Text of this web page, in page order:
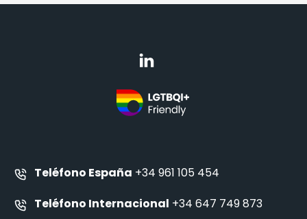
Teléfono España +34 961 105 454
Teléfono Internacional +34 647 749 873